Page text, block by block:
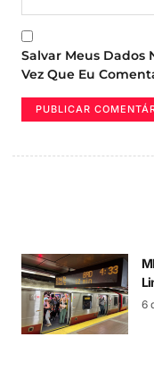
Salvar Meus Dados
Vez Que Eu
6